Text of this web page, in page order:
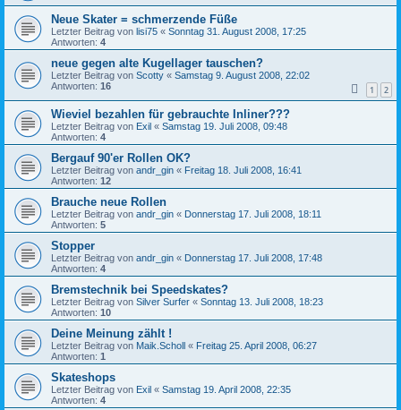
Neue Skater = schmerzende Füße
Letzter Beitrag von lisi75 « Sonntag 31. August 2008, 17:25
Antworten: 4
neue gegen alte Kugellager tauschen?
Letzter Beitrag von Scotty « Samstag 9. August 2008, 22:02
Antworten: 16 1 2
Wieviel bezahlen für gebrauchte Inliner???
Letzter Beitrag von Exil « Samstag 19. Juli 2008, 09:48
Antworten: 4
Bergauf 90'er Rollen OK?
Letzter Beitrag von andr_gin « Freitag 18. Juli 2008, 16:41
Antworten: 12
Brauche neue Rollen
Letzter Beitrag von andr_gin « Donnerstag 17. Juli 2008, 18:11
Antworten: 5
Stopper
Letzter Beitrag von andr_gin « Donnerstag 17. Juli 2008, 17:48
Antworten: 4
Bremstechnik bei Speedskates?
Letzter Beitrag von Silver Surfer « Sonntag 13. Juli 2008, 18:23
Antworten: 10
Deine Meinung zählt !
Letzter Beitrag von Maik.Scholl « Freitag 25. April 2008, 06:27
Antworten: 1
Skateshops
Letzter Beitrag von Exil « Samstag 19. April 2008, 22:35
Antworten: 4